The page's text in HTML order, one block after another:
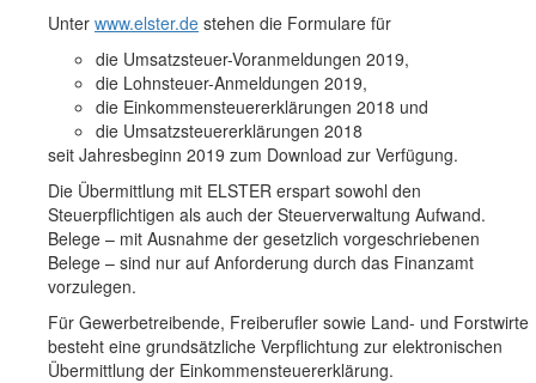
Unter www.elster.de stehen die Formulare für
die Umsatzsteuer-Voranmeldungen 2019,
die Lohnsteuer-Anmeldungen 2019,
die Einkommensteuererklärungen 2018 und
die Umsatzsteuererklärungen 2018
seit Jahresbeginn 2019 zum Download zur Verfügung.
Die Übermittlung mit ELSTER erspart sowohl den
Steuerpflichtigen als auch der Steuerverwaltung Aufwand.
Belege – mit Ausnahme der gesetzlich vorgeschriebenen
Belege – sind nur auf Anforderung durch das Finanzamt
vorzulegen.
Für Gewerbetreibende, Freiberufler sowie Land- und Forstwirte
besteht eine grundsätzliche Verpflichtung zur elektronischen
Übermittlung der Einkommensteuererklärung.